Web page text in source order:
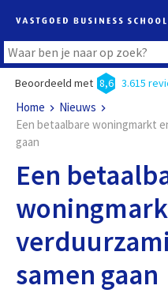
Beoordeeld met 8,6 3.615
Home
Nieuws
Een betaalbare woningmarkt
gaan
Een
samen gaan